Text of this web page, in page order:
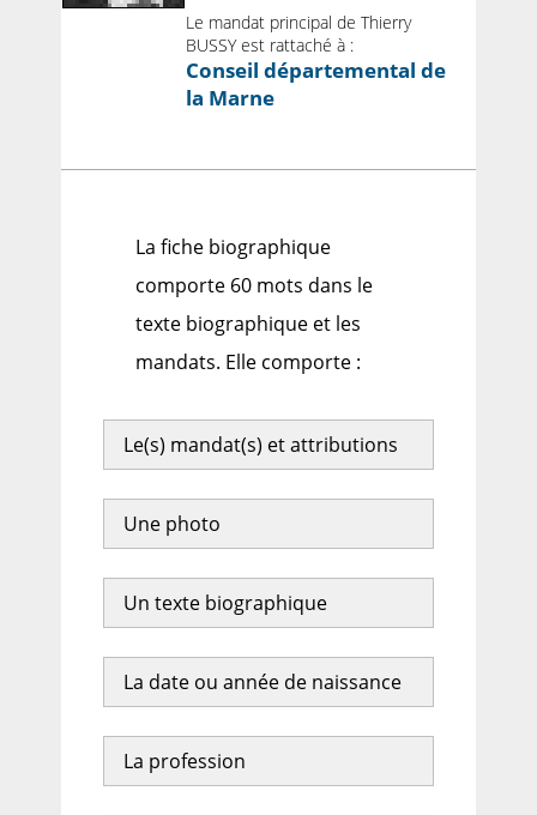
Le mandat principal de Thierry
BUSSY est rattaché à :
Conseil départemental de
la Marne
La fiche biographique
comporte 60 mots dans le
texte biographique et les
mandats. Elle comporte :
Le(s) mandat(s) et attributions
Une photo
Un texte biographique
La date ou année de naissance
La profession